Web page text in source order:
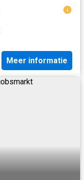
Meer informatie